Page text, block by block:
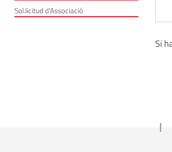
Sol.licitud d'Associació
Si